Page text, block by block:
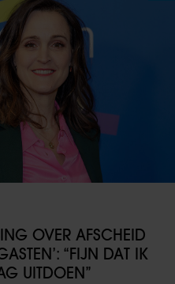
OVER AFSCHEID
“FIJN DAT IK
UITDOEN”